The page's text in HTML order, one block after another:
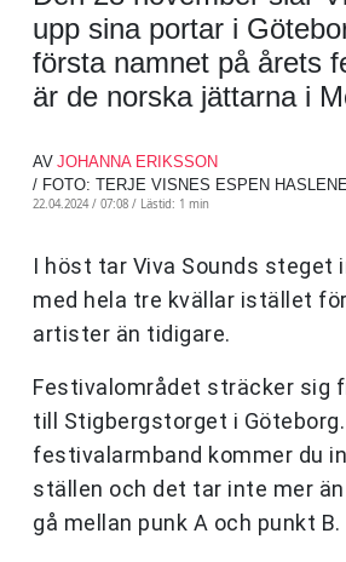
upp sina portar i
första namnet på årets
är de norska jättarna i
AV JOHANNA ERIKSSON
/ FOTO: TERJE VISNES ESPEN
22.04.2024 / 07:08 / Lästid: 1 min
I höst tar Viva Sounds steget
med hela tre kvällar istället
artister än tidigare.
Festivalområdet sträcker sig
till Stigbergstorget i Göteborg.
festivalarmband kommer du
ställen och det tar inte mer
gå mellan punk A och punkt B.